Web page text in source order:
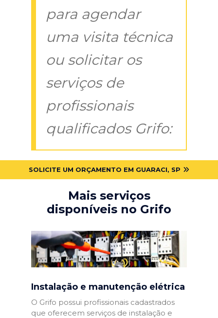
para agendar
uma visita técnica
ou solicitar os
serviços de
profissionais
qualificados Grifo:
SOLICITE UM ORÇAMENTO EM GUARACI, SP
Mais serviços
disponíveis no Grifo
Instalação e manutenção elétrica
O Grifo possui profissionais cadastrados
que oferecem serviços de instalação e